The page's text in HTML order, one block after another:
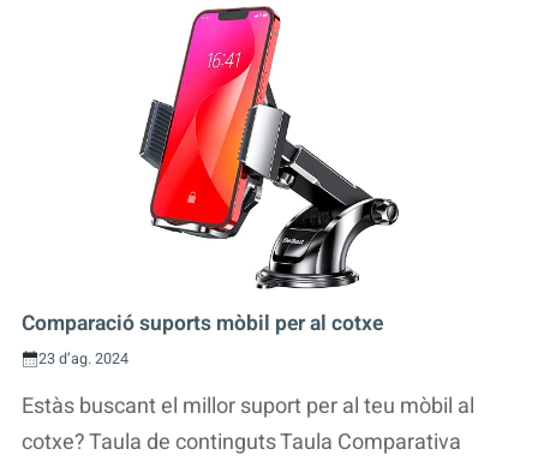
Comparació suports mòbil per al cotxe
23 d’ag. 2024
Estàs buscant el millor suport per al teu mòbil al
cotxe? Taula de continguts Taula Comparativa